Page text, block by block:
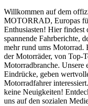
Willkommen auf dem
MOTORRAD, Europas
Enthusiasten! Hier findest
spannende Fahrberichte,
mehr rund ums
der Motorräder, von Top-
Motorradbranche. Unsere
Eindrücke, geben
Motorradfahrer
keine Neuigkeiten!
uns auf den sozialen